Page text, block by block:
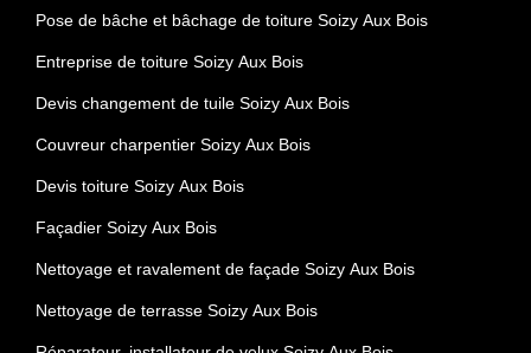
Pose de bâche et bâchage de toiture Soizy Aux Bois
Entreprise de toiture Soizy Aux Bois
Devis changement de tuile Soizy Aux Bois
Couvreur charpentier Soizy Aux Bois
Devis toiture Soizy Aux Bois
Façadier Soizy Aux Bois
Nettoyage et ravalement de façade Soizy Aux Bois
Nettoyage de terrasse Soizy Aux Bois